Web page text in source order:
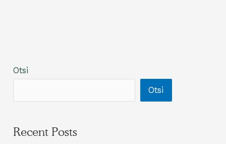
Otsi
Otsi
Recent Posts